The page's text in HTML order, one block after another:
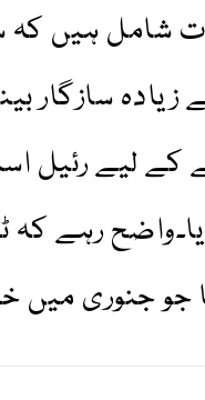
شامل ہیں کہ
نے زیادہ
لیے رئیل
رہے
جو جنوری میں